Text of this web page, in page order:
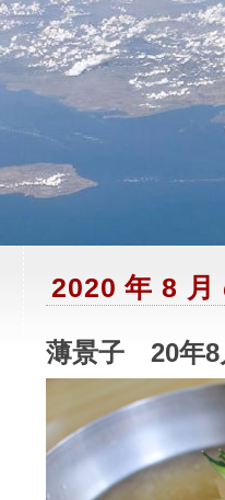
2020 年 8 月
薄景子 20年8